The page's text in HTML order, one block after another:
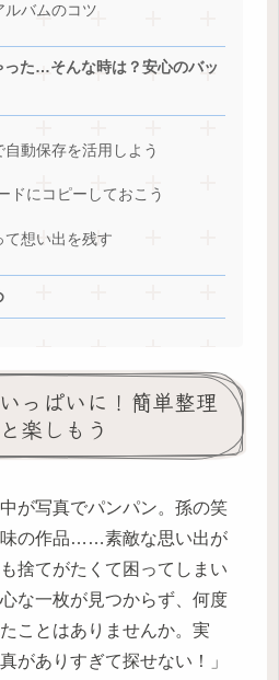
ルバムのコツ
った…そんな時は？安心のバッ
動保存を活用しよう
ドにコピーしておこう
想い出を残す
っぱいに！簡単整理
楽しもう
が写真でパンパン。孫の笑
味の作品……素敵な思い出が
捨てがたくて困ってしまい
な一枚が見つからず、何度
ことはありませんか。実
がありすぎて探せない！」